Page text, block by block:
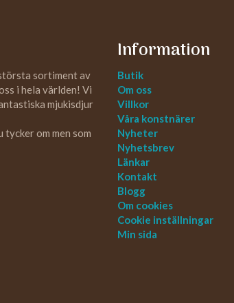
Information
Butik
Om oss
Villkor
Våra konstnärer
Nyheter
Nyhetsbrev
Länkar
Kontakt
Blogg
Om cookies
Cookie inställningar
Min sida
sortiment av
i hela världen! Vi
mjukisdjur
om men som